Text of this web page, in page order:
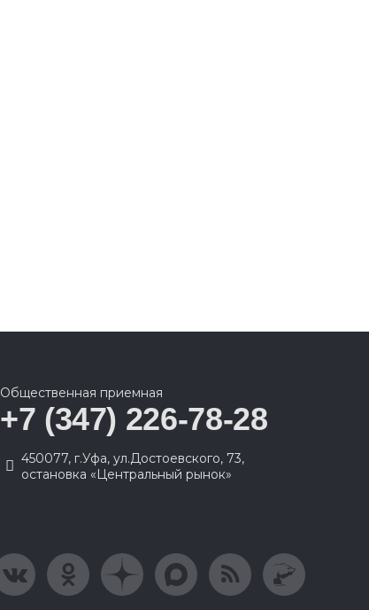
Общественная приемная
+7 (347) 226-78-28
450077, г.Уфа, ул.Достоевского, 73,
остановка «Центральный рынок»